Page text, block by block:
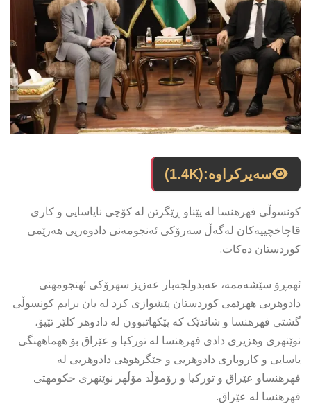
سەیرکراوە:(1.4K)
کونسوڵی فهرهنسا لە پێناو ڕێگرتن لە کۆچی نایاسایی و کاری
قاچاخچییەکان لەگەڵ سەرۆکی ئەنجومەنی دادوەریی هەرێمی
کوردستان دەکات.
ئهمڕۆ سێشەممە، عەبدولجەبار عەزیز سهرۆکی ئهنجومهنی
دادوهریی ههرێمی کوردستان پێشوازی کرد له یان برایم کونسوڵی
گشتی فهرهنسا و شاندێک کە پێکهاتبوون لە دادوهر کلێر تێپۆ،
نوێنهری وهزیری دادی فهرهنسا له تورکیا و عێراق بۆ ههماههنگی
یاسایی و کاروباری دادوهریی و جێگرهوهی دادوهریی له
فهرهنساو عێراق و تورکیا و رۆمۆڵد مۆڵهر نوێنهری حکومهتی
فهرهنسا له عێراق.